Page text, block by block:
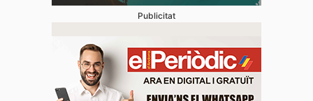
Publicitat